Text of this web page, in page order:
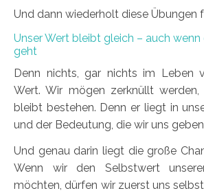
Und dann wiederholt diese Übungen
Unser Wert bleibt gleich – auch
geht
Denn nichts, gar nichts im Leben
Wert. Wir mögen zerknüllt
bleibt bestehen. Denn er liegt in
und der Bedeutung, die wir uns
Und genau darin liegt die große
Wenn wir den Selbstwert
möchten, dürfen wir zuerst uns